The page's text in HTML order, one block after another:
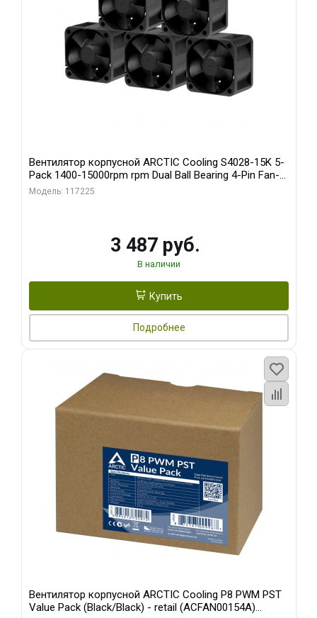
Вентилятор корпусной ARCTIC Cooling S4028-15K 5-
Pack 1400-15000rpm rpm Dual Ball Bearing 4-Pin Fan-
Connector (ACFAN00274A)
Модель: 117225
3 487 руб.
В наличии
Купить
Подробнее
Вентилятор корпусной ARCTIC Cooling P8 PWM PST
Value Pack (Black/Black) - retail (ACFAN00154A)